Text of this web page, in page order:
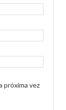
próxima vez